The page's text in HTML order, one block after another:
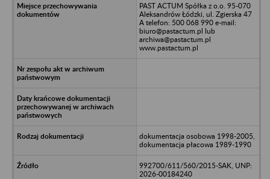
PAST ACTUM Spółka z o.o. 95-070
Aleksandrów Łódzki, ul. Zgierska 47
A telefon: 500 068 990 e-mail:
biuro@pastactum.pl lub
archiwa@pastactum.pl
www.pastactum.pl
dokumentacja osobowa 1998-2005,
dokumentacja płacowa 1989-1990
992700/611/560/2015-SAK, UNP:
2026-00184240